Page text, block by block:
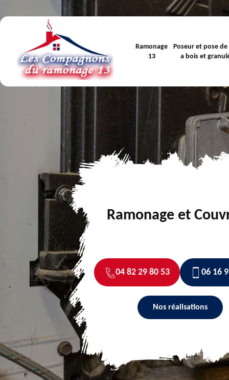
Ramonage
13
Poseur et pose
a bois et
Ramonage et
04 82 29 80 53 06 16
Nos réalisations